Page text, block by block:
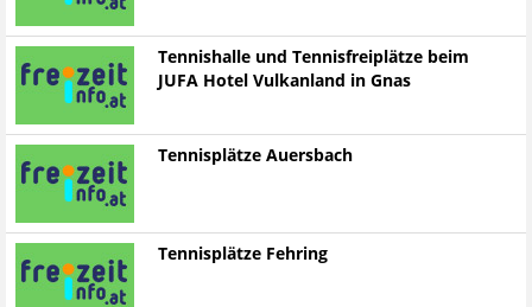
Tennishalle und Tennisfreiplätze beim
JUFA Hotel Vulkanland in Gnas
Tennisplätze Auersbach
Tennisplätze Fehring